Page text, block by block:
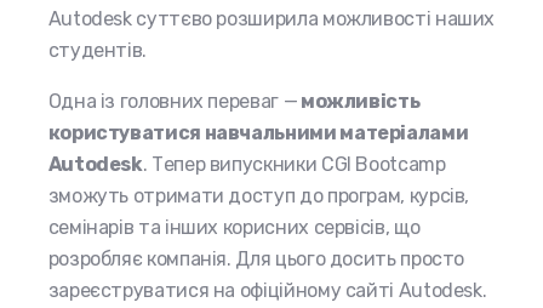
Autodesk суттєво розширила можливості наших
студентів.
Одна із головних переваг — можливість
користуватися навчальними матеріалами
Autodesk. Тепер випускники CGI Bootcamp
зможуть отримати доступ до програм, курсів,
семінарів та інших корисних сервісів, що
розробляє компанія. Для цього досить просто
зареєструватися на офіційному сайті Autodesk.